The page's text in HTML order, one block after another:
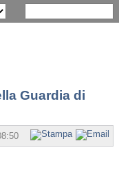
Guardia di
Scritto da Redazione